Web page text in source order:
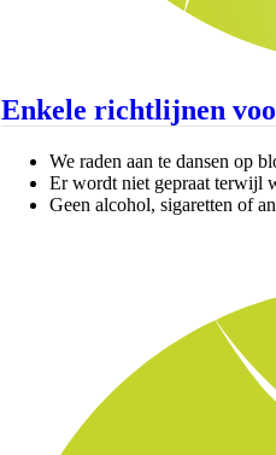
Enkele richtlijnen
We raden aan te dansen op
Er wordt niet gepraat terwijl
Geen alcohol, sigaretten of